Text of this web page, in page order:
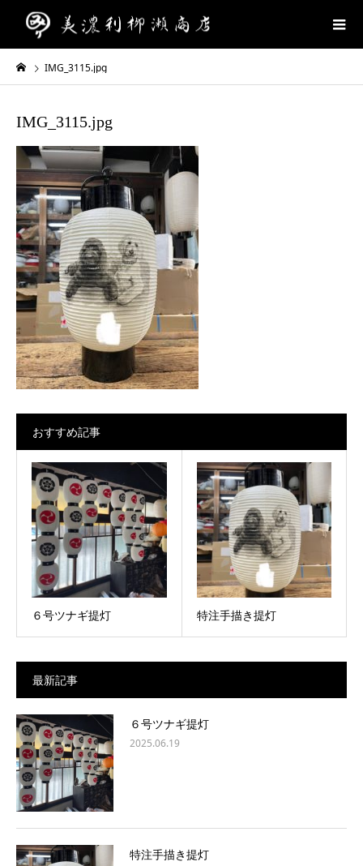
IMG_3115.jpg
IMG_3115.jpg
おすすめ記事
６号ツナギ提灯 特注手描き提灯
最新記事
６号ツナギ提灯
2025.06.19
特注手描き提灯